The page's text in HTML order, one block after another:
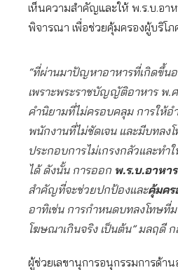
เห็นความสำคัญและให้ พ.ร.บ.อา
พิจารณา เพื่อช่วยคุ้มครองผู้บริโ
“ที่ผ่านมาปัญหาอาหารที่เกิดขึ้นอ
เพราะพระราชบัญญัติอาหาร พ.
คำนิยามที่ไม่ครอบคลุม การให้อ
พนักงานที่ไม่ชัดเจน และมีบทลง
ประกอบการไม่เกรงกลัวและทำ
ได้ ดังนั้น การออก พ.ร.บ.อาหา
สำคัญที่จะช่วยปกป้องและคุ้มคร
อาทิเช่น การกำหนดบทลงโทษ
โฆษณาเกินจริง เป็นต้น” มลฤดี ก
ผู้ช่วยเลขานุการอนุกรรมการด้าน